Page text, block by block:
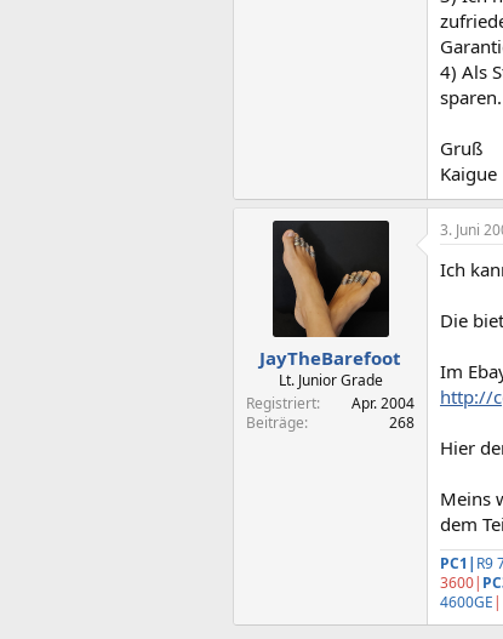
4) Als
sparen.
Gruß
Kaigue
JayTheBarefoot
Lt. Junior Grade
Registriert
Apr. 2004
Beiträge
268
3. Juni
Ich
Die
Im
http://
Hier
Meins
dem
PC1| R9
3600|
4600GE|